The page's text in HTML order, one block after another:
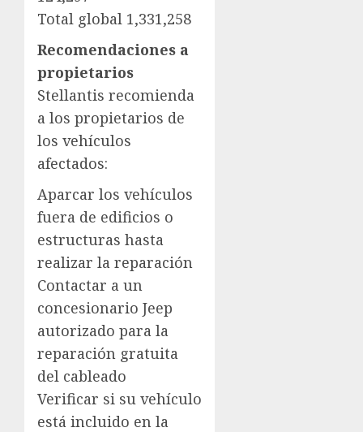
Total global 1,331,258
Recomendaciones a
propietarios
Stellantis recomienda
a los propietarios de
los vehículos
afectados:
Aparcar los vehículos
fuera de edificios o
estructuras hasta
realizar la reparación
Contactar a un
concesionario Jeep
autorizado para la
reparación gratuita
del cableado
Verificar si su vehículo
está incluido en la